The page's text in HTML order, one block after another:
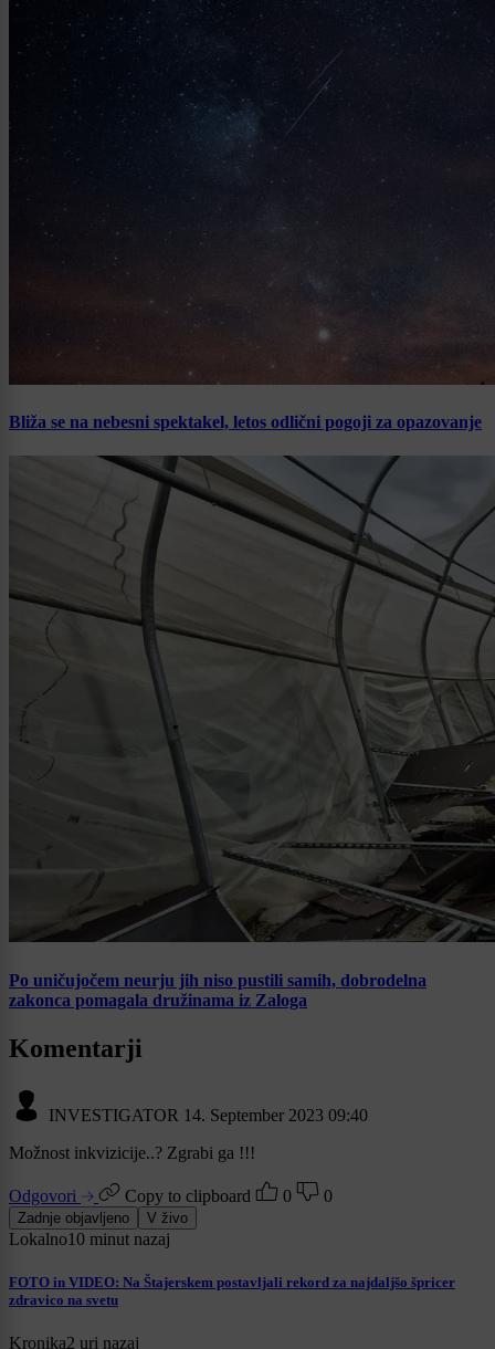
Bliža se na nebesni spektakel, letos odlični pogoji za opazovanje
Po uničujočem neurju jih niso pustili samih, dobrodelna
zakonca pomagala družinama iz Zaloga
Komentarji
INVESTIGATOR 14. September 2023 09:40
Možnost inkvizicije..? Zgrabi ga !!!
Odgovori Copy to clipboard 0 0
Zadnje objavljeno V živo
Lokalno10 minut nazaj
FOTO in VIDEO: Na Štajerskem postavljali rekord za najdaljšo špricer
zdravico na svetu
Kronika2 uri nazaj